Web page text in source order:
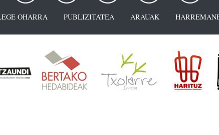
OHARRA PUBLIZITATEA ARAUAK